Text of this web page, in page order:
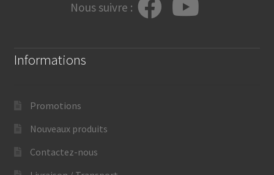
Nous suivre :
Informations
Promotions
Nouveaux produits
Contactez-nous